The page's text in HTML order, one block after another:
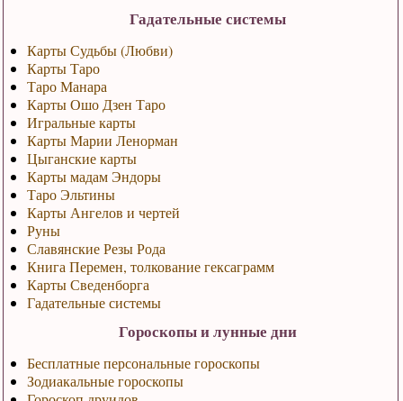
Гадательные системы
Карты Судьбы (Любви)
Карты Таро
Таро Манара
Карты Ошо Дзен Таро
Игральные карты
Карты Марии Ленорман
Цыганские карты
Карты мадам Эндоры
Таро Эльтины
Карты Ангелов и чертей
Руны
Славянские Резы Рода
Книга Перемен, толкование гексаграмм
Карты Сведенборга
Гадательные системы
Гороскопы и лунные дни
Бесплатные персональные гороскопы
Зодиакальные гороскопы